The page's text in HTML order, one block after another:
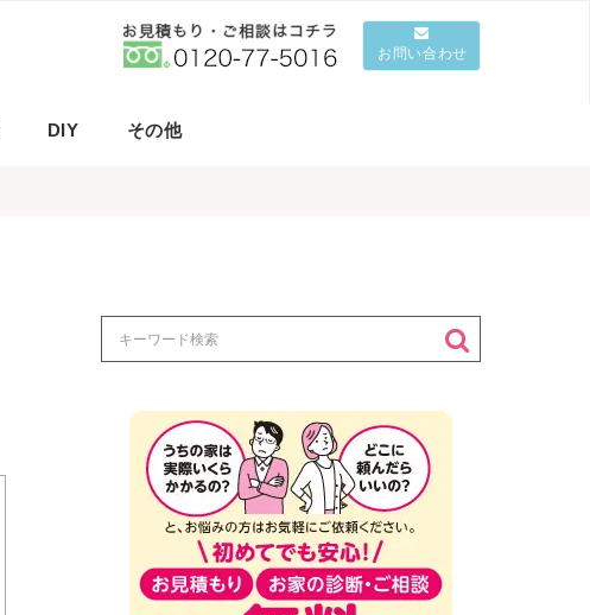
お問い合わせ
DIY その他